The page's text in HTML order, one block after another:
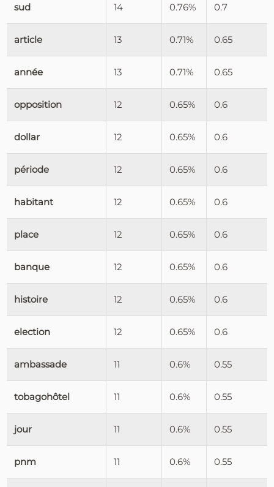
sud 14 0.76% 0.7
article 13 0.71% 0.65
année 13 0.71% 0.65
opposition 12 0.65% 0.6
dollar 12 0.65% 0.6
période 12 0.65% 0.6
habitant 12 0.65% 0.6
place 12 0.65% 0.6
banque 12 0.65% 0.6
histoire 12 0.65% 0.6
election 12 0.65% 0.6
ambassade 11 0.6% 0.55
tobagohôtel 11 0.6% 0.55
jour 11 0.6% 0.55
pnm 11 0.6% 0.55